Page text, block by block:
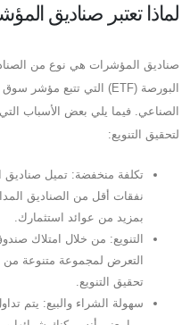
لماذا تعتبر صناديق
صناديق المؤشرات هي نوع من
الصناعي. فيما يلي بعض الأسباب
لتحقيق التنويع:
تكلفة منخفضة: تميل
نفقات أقل من الصناديق
بمزيد من عوائد استثمارك.
التنويع: من خلال امتلاك
التعرض لمجموعة متنوعة من
تحقيق التنويع.
سهولة الشراء والبيع: يتم